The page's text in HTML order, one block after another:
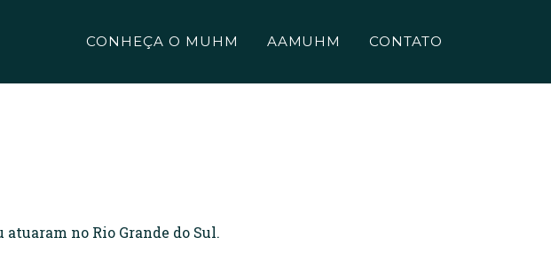
CONHEÇA O MUHM AAMUHM CONTATO
no Rio Grande do Sul.